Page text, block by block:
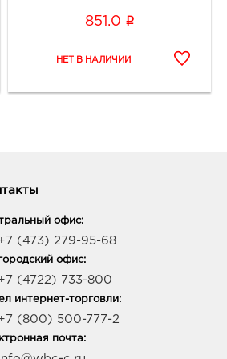
851.0 i
офис:
(473) 279-95-68
офис:
(4722) 733-800
интернет-торговли:
(800) 500-777-2
почта: